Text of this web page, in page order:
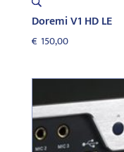
Doremi V1 HD LE
€ 150,00